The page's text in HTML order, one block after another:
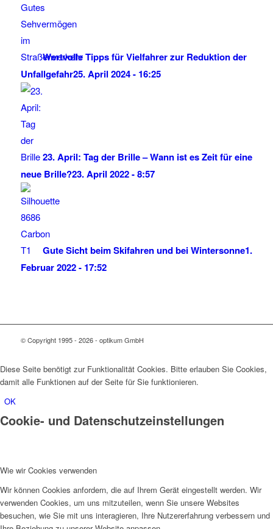
Wertvolle Tipps für Vielfahrer zur Reduktion der
Unfallgefahr25. April 2024 - 16:25
23. April: Tag der Brille – Wann ist es Zeit für eine
neue Brille?23. April 2022 - 8:57
Gute Sicht beim Skifahren und bei Wintersonne1.
Februar 2022 - 17:52
© Copyright 1995 - 2026 - optikum GmbH
Diese Seite benötigt zur Funktionalität Cookies. Bitte erlauben Sie Cookies,
damit alle Funktionen auf der Seite für Sie funktionieren.
OK
Cookie- und Datenschutzeinstellungen
Wie wir Cookies verwenden
Wir können Cookies anfordern, die auf Ihrem Gerät eingestellt werden. Wir
verwenden Cookies, um uns mitzuteilen, wenn Sie unsere Websites
besuchen, wie Sie mit uns interagieren, Ihre Nutzererfahrung verbessern und